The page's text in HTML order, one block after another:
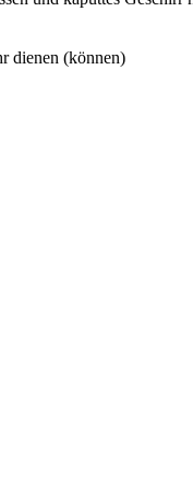
dienen (können)